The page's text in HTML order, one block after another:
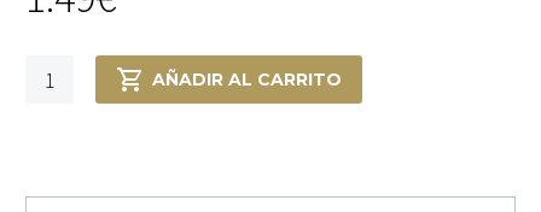
Especies
Shawarma
AÑADIR AL CARRITO